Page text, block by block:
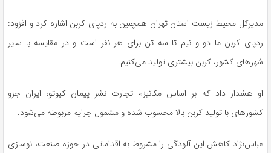
مدیرکل محیط زیست استان تهران همچنین به ردپای کربن اشاره کرد و افزود:
ردپای کربن ما دو و نیم تا سه تن برای هر نفر است و در مقایسه با سایر
شهرهای کشور، کربن بیشتری تولید می‌کنیم.
او هشدار داد که بر اساس مکانیزم تجارت نشر پیمان کیوتو، ایران جزو
کشورهای با تولید کربن بالا محسوب شده و مشمول جرایم مربوطه می‌شود.
عباس‌نژاد کاهش این آلودگی را مشروط به اقداماتی در حوزه صنعت، نوسازی